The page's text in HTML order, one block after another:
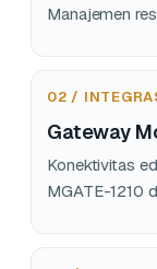
Manajemen
02 /
Gateway
Konektivitas
MGATE-1210